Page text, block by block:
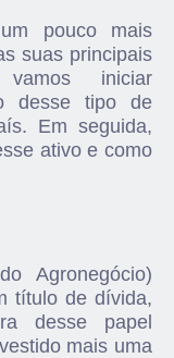
pouco mais
suas principais
iniciar
desse tipo de
Em seguida,
ativo e como
Agronegócio)
título de dívida,
desse papel
mais uma